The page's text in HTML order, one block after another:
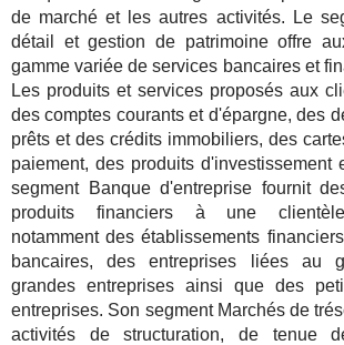
de marché et les autres activités. Le
détail et gestion de patrimoine offre
gamme variée de services bancaires et
Les produits et services proposés aux
des comptes courants et d'épargne, des
prêts et des crédits immobiliers, des
paiement, des produits d'investissement
segment Banque d'entreprise fournit
produits financiers à une clientèle
notamment des établissements
bancaires, des entreprises liées au
grandes entreprises ainsi que des
entreprises. Son segment Marchés de
activités de structuration, de tenue